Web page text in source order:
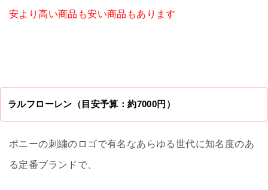
安より高い商品も安い商品もあります
ラルフローレン（目安予算：約7000円）
ポニーの刺繍のロゴで有名なあらゆる世代に知名度のあ
る定番ブランドで、